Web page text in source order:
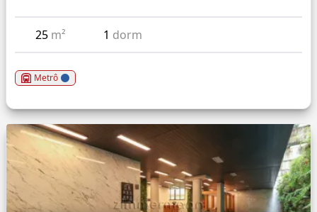
25 m² 1 dorm
Metrô